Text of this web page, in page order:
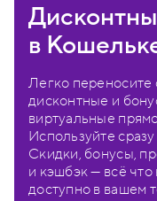
в
Легко
дисконтные и
виртуальные
Используйте
Скидки, бонусы,
и кэшбэк — всё
доступно в вашем